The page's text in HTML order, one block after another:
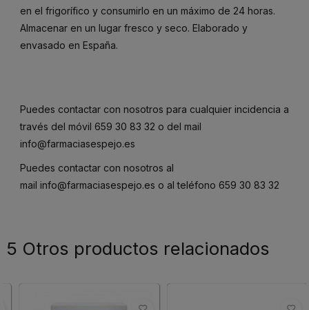
en el frigorífico y consumirlo en un máximo de 24 horas.
Almacenar en un lugar fresco y seco. Elaborado y
envasado en España.
Puedes contactar con nosotros para cualquier incidencia a
través del móvil 659 30 83 32 o del mail
info@farmaciasespejo.es
Puedes contactar con nosotros al
mail info@farmaciasespejo.es o al teléfono 659 30 83 32
5 Otros productos relacionados